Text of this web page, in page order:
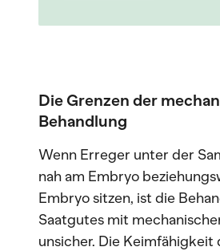
Die Grenzen der
Behandlung
Wenn Erreger unter der
nah am Embryo
Embryo sitzen, ist die
Saatgutes mit
unsicher. Die Keimfähigkeit